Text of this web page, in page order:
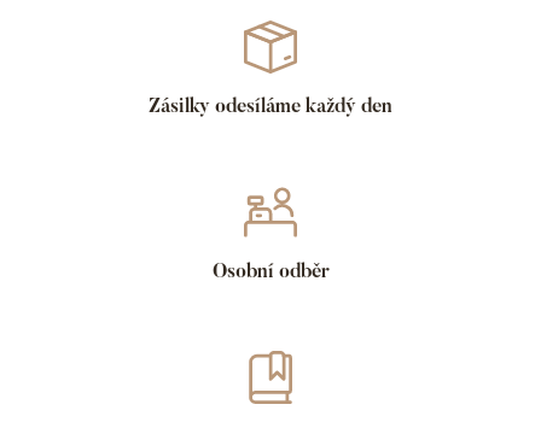
Zásilky odesíláme každý den
Osobní odběr